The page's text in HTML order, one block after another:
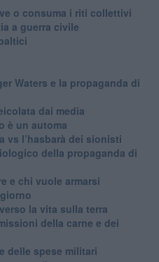
o consuma i riti collettivi
a guerra civile
Waters e la propaganda di
dai media
è un automa
vs l’hasbarà dei sionisti
della propaganda di
e chi vuole armarsi
la vita sulla terra
della carne e dei
delle spese militari